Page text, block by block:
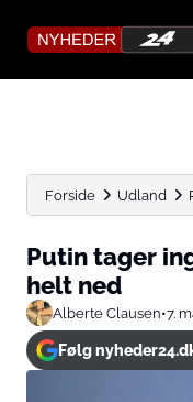
Forside Udland
Putin tager
helt ned
Alberte Clausen•7.
Følg